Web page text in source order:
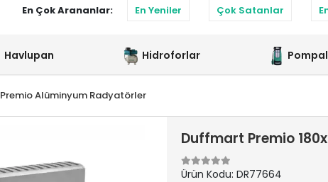
En Çok Arananlar: En Yeniler Çok Satanlar
Havlupan Hidroforlar
Premio Alüminyum Radyatörler
Duffmart Premio
Ürün Kodu: DR77664